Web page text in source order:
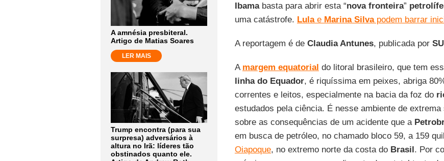
A amnésia presbiteral.
Artigo de Matias Soares
LER MAIS
Trump encontra (para sua
surpresa) adversários à
altura no Irã: líderes tão
obstinados quanto ele.
Ibamabasta para abrir esta “nova fronteira”
uma catástrofe. Lulae Marina Silvapodem barrar
A reportagem é deClaudia Antunes, publicada por
A margem equatorial do litoral brasileiro, que tem
linha do Equador, é riquíssima em peixes, abriga
correntes e leitos, especialmente na bacia da foz do
estudados pela ciência. É nesse ambiente de
sobre as consequências de um acidente que a
em busca de petróleo, no chamado bloco 59, a 159
Oiapoque, no extremo norte da costa do Brasil. Por